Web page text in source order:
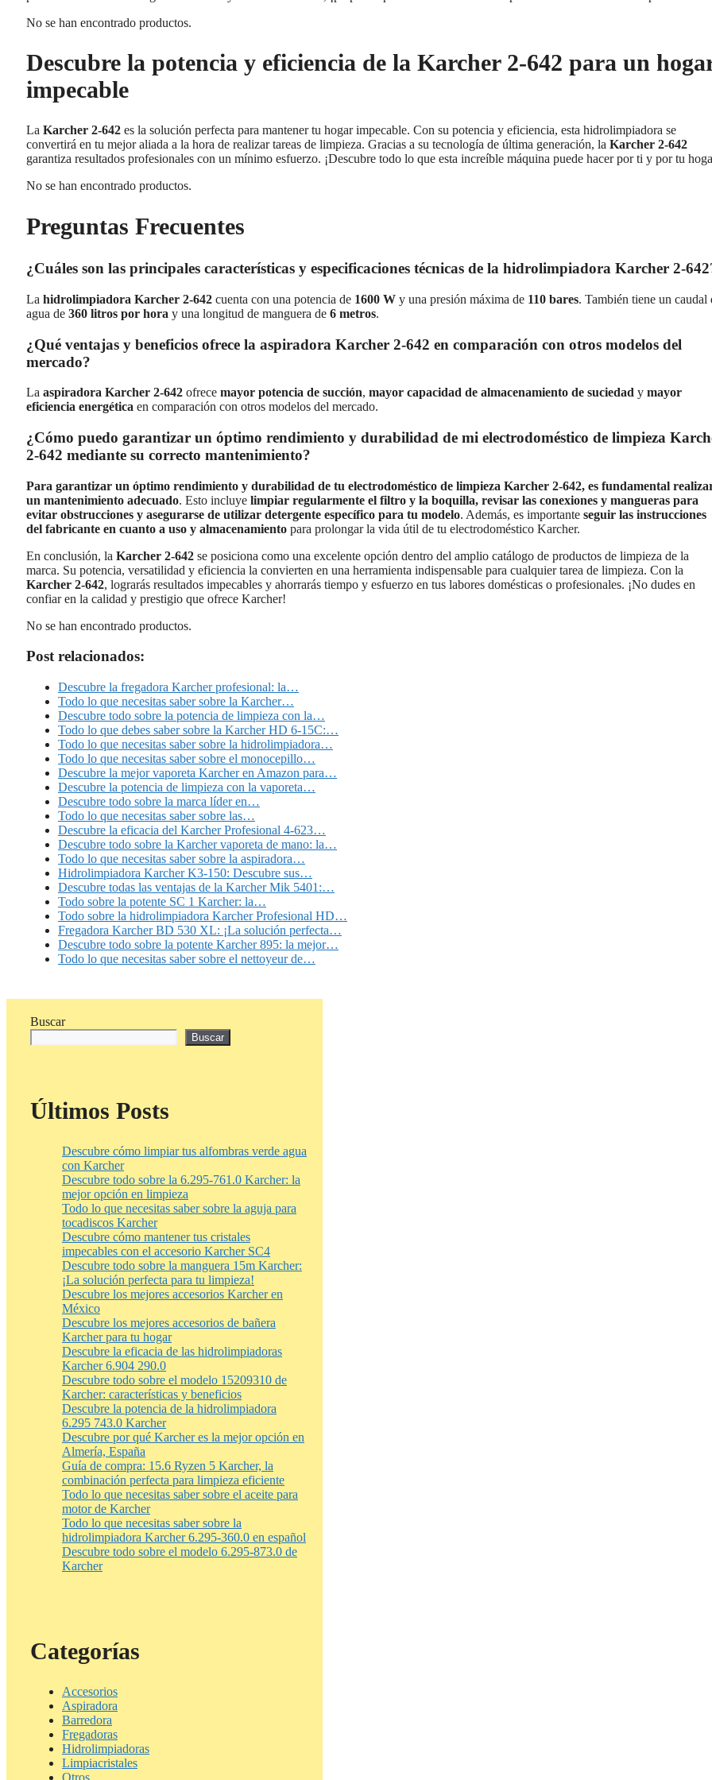
No se han encontrado productos.
Descubre la potencia y eficiencia de la Karcher 2-642 para un
impecable
La Karcher 2-642 es la solución perfecta para mantener tu hogar impecable. Con su potencia y eficiencia, esta hidrolimpiadora se
convertirá en tu mejor aliada a la hora de realizar tareas de limpieza. Gracias a su tecnología de última generación, la Karcher 2-642
garantiza resultados profesionales con un mínimo esfuerzo. ¡Descubre todo lo que esta increíble máquina puede hacer por ti y por tu
No se han encontrado productos.
Preguntas Frecuentes
¿Cuáles son las principales características y especificaciones técnicas de la hidrolimpiadora Karcher 2-
La hidrolimpiadora Karcher 2-642 cuenta con una potencia de 1600 W y una presión máxima de 110 bares. También tiene un caudal
agua de 360 litros por hora y una longitud de manguera de 6 metros.
¿Qué ventajas y beneficios ofrece la aspiradora Karcher 2-642 en comparación con otros modelos del
mercado?
La aspiradora Karcher 2-642 ofrece mayor potencia de succión, mayor capacidad de almacenamiento de suciedad y mayor
eficiencia energética en comparación con otros modelos del mercado.
¿Cómo puedo garantizar un óptimo rendimiento y durabilidad de mi electrodoméstico de limpieza
2-642 mediante su correcto mantenimiento?
Para garantizar un óptimo rendimiento y durabilidad de tu electrodoméstico de limpieza Karcher 2-642, es fundamental
un mantenimiento adecuado. Esto incluye limpiar regularmente el filtro y la boquilla, revisar las conexiones y mangueras para
evitar obstrucciones y asegurarse de utilizar detergente específico para tu modelo. Además, es importante seguir las instrucciones
del fabricante en cuanto a uso y almacenamiento para prolongar la vida útil de tu electrodoméstico Karcher.
En conclusión, la Karcher 2-642 se posiciona como una excelente opción dentro del amplio catálogo de productos de limpieza de la
marca. Su potencia, versatilidad y eficiencia la convierten en una herramienta indispensable para cualquier tarea de limpieza. Con la
Karcher 2-642, lograrás resultados impecables y ahorrarás tiempo y esfuerzo en tus labores domésticas o profesionales. ¡No dudes en
confiar en la calidad y prestigio que ofrece Karcher!
No se han encontrado productos.
Post relacionados:
Descubre la fregadora Karcher profesional: la…
Todo lo que necesitas saber sobre la Karcher…
Descubre todo sobre la potencia de limpieza con la…
Todo lo que debes saber sobre la Karcher HD 6-15C:…
Todo lo que necesitas saber sobre la hidrolimpiadora…
Todo lo que necesitas saber sobre el monocepillo…
Descubre la mejor vaporeta Karcher en Amazon para…
Descubre la potencia de limpieza con la vaporeta…
Descubre todo sobre la marca líder en…
Todo lo que necesitas saber sobre las…
Descubre la eficacia del Karcher Profesional 4-623…
Descubre todo sobre la Karcher vaporeta de mano: la…
Todo lo que necesitas saber sobre la aspiradora…
Hidrolimpiadora Karcher K3-150: Descubre sus…
Descubre todas las ventajas de la Karcher Mik 5401:…
Todo sobre la potente SC 1 Karcher: la…
Todo sobre la hidrolimpiadora Karcher Profesional HD…
Fregadora Karcher BD 530 XL: ¡La solución perfecta…
Descubre todo sobre la potente Karcher 895: la mejor…
Todo lo que necesitas saber sobre el nettoyeur de…
Buscar
Buscar
Últimos Posts
Descubre cómo limpiar tus alfombras verde agua
con Karcher
Descubre todo sobre la 6.295-761.0 Karcher: la
mejor opción en limpieza
Todo lo que necesitas saber sobre la aguja para
tocadiscos Karcher
Descubre cómo mantener tus cristales
impecables con el accesorio Karcher SC4
Descubre todo sobre la manguera 15m Karcher:
¡La solución perfecta para tu limpieza!
Descubre los mejores accesorios Karcher en
México
Descubre los mejores accesorios de bañera
Karcher para tu hogar
Descubre la eficacia de las hidrolimpiadoras
Karcher 6.904 290.0
Descubre todo sobre el modelo 15209310 de
Karcher: características y beneficios
Descubre la potencia de la hidrolimpiadora
6.295 743.0 Karcher
Descubre por qué Karcher es la mejor opción en
Almería, España
Guía de compra: 15.6 Ryzen 5 Karcher, la
combinación perfecta para limpieza eficiente
Todo lo que necesitas saber sobre el aceite para
motor de Karcher
Todo lo que necesitas saber sobre la
hidrolimpiadora Karcher 6.295-360.0 en español
Descubre todo sobre el modelo 6.295-873.0 de
Karcher
Categorías
Accesorios
Aspiradora
Barredora
Fregadoras
Hidrolimpiadoras
Limpiacristales
Otros